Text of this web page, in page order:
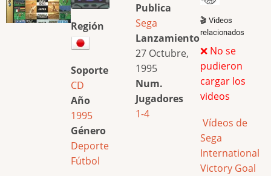
Región
Soporte
CD
Año
1995
Género
Deporte
Fútbol
Publica
Sega
Lanzamiento
27 Octubre,
1995
Num.
Jugadores
1-4
🎬 Videos
relacionados
❌ No se
pudieron
cargar los
videos
Vídeos de
Sega
International
Victory Goal